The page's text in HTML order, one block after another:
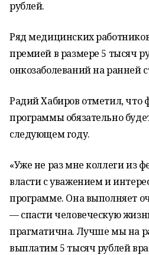
рублей.
Ряд медицинских
премией в размере 5 тысяч
онкозаболеваний на ранней
Радий Хабиров отметил, что
программы обязательно
следующем году.
«Уже не раз мне коллеги из
власти с уважением и
программе. Она выполняет
— спасти человеческую
прагматична. Лучше мы на
выплатим 5 тысяч рублей